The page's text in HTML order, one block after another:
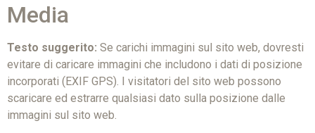
Media
Testo suggerito: Se carichi immagini sul sito web, dovresti
evitare di caricare immagini che includono i dati di posizione
incorporati (EXIF GPS). I visitatori del sito web possono
scaricare ed estrarre qualsiasi dato sulla posizione dalle
immagini sul sito web.